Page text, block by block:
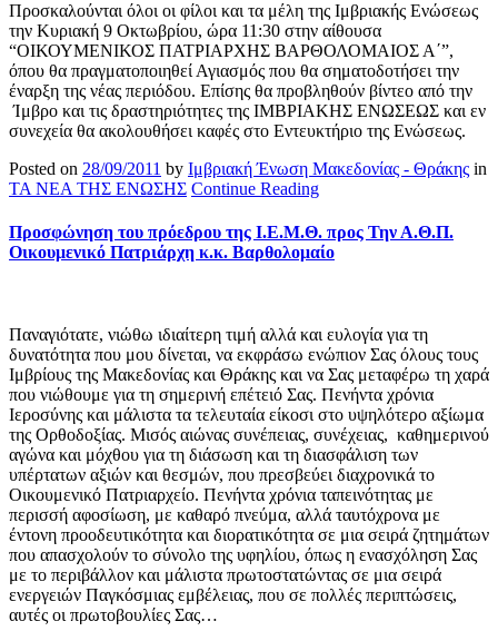
Προσκαλούνται όλοι οι φίλοι και τα μέλη της Ιμβριακής Ενώσεως
την Κυριακή 9 Οκτωβρίου, ώρα 11:30 στην αίθουσα
“ΟΙΚΟΥΜΕΝΙΚΟΣ ΠΑΤΡΙΑΡΧΗΣ ΒΑΡΘΟΛΟΜΑΙΟΣ Α΄”,
όπου θα πραγματοποιηθεί Αγιασμός που θα σηματοδοτήσει την
έναρξη της νέας περιόδου. Επίσης θα προβληθούν βίντεο από την
Ίμβρο και τις δραστηριότητες της ΙΜΒΡΙΑΚΗΣ ΕΝΩΣΕΩΣ και εν
συνεχεία θα ακολουθήσει καφές στο Εντευκτήριο της Ενώσεως.
Posted on 28/09/2011 by Ιμβριακή Ένωση Μακεδονίας - Θράκης in
ΤΑ ΝΕΑ ΤΗΣ ΕΝΩΣΗΣ Continue Reading
Προσφώνηση του πρόεδρου της Ι.Ε.Μ.Θ. προς Την Α.Θ.Π.
Οικουμενικό Πατριάρχη κ.κ. Βαρθολομαίο
Παναγιότατε, νιώθω ιδιαίτερη τιμή αλλά και ευλογία για τη
δυνατότητα που μου δίνεται, να εκφράσω ενώπιον Σας όλους τους
Ιμβρίους της Μακεδονίας και Θράκης και να Σας μεταφέρω τη χαρά
που νιώθουμε για τη σημερινή επέτειό Σας. Πενήντα χρόνια
Ιεροσύνης και μάλιστα τα τελευταία είκοσι στο υψηλότερο αξίωμα
της Ορθοδοξίας. Μισός αιώνας συνέπειας, συνέχειας, καθημερινού
αγώνα και μόχθου για τη διάσωση και τη διασφάλιση των
υπέρτατων αξιών και θεσμών, που πρεσβεύει διαχρονικά το
Οικουμενικό Πατριαρχείο. Πενήντα χρόνια ταπεινότητας με
περισσή αφοσίωση, με καθαρό πνεύμα, αλλά ταυτόχρονα με
έντονη προοδευτικότητα και διορατικότητα σε μια σειρά ζητημάτων
που απασχολούν το σύνολο της υφηλίου, όπως η ενασχόληση Σας
με το περιβάλλον και μάλιστα πρωτοστατώντας σε μια σειρά
ενεργειών Παγκόσμιας εμβέλειας, που σε πολλές περιπτώσεις,
αυτές οι πρωτοβουλίες Σας…